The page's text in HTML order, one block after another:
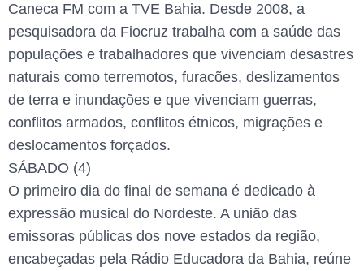
Caneca FM com a TVE Bahia. Desde 2008, a
pesquisadora da Fiocruz trabalha com a saúde das
populações e trabalhadores que vivenciam desastres
naturais como terremotos, furacões, deslizamentos
de terra e inundações e que vivenciam guerras,
conflitos armados, conflitos étnicos, migrações e
deslocamentos forçados.
SÁBADO (4)
O primeiro dia do final de semana é dedicado à
expressão musical do Nordeste. A união das
emissoras públicas dos nove estados da região,
encabeçadas pela Rádio Educadora da Bahia, reúne